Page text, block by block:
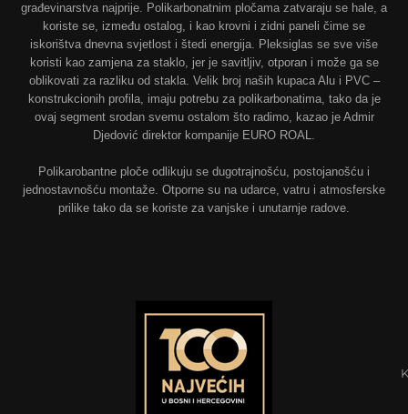
građevinarstva najprije. Polikarbonatnim pločama zatvaraju se hale, a
koriste se, između ostalog, i kao krovni i zidni paneli čime se
iskorištva dnevna svjetlost i štedi energija. Pleksiglas se sve više
koristi kao zamjena za staklo, jer je savitljiv, otporan i može ga se
oblikovati za razliku od stakla. Velik broj naših kupaca Alu i PVC –
konstrukcionih profila, imaju potrebu za polikarbonatima, tako da je
ovaj segment srodan svemu ostalom što radimo, kazao je Admir
Djedović direktor kompanije EURO ROAL.
Polikarobantne ploče odlikuju se dugotrajnošću, postojanošću i
jednostavnošću montaže. Otporne su na udarce, vatru i atmosferske
prilike tako da se koriste za vanjske i unutarnje radove.